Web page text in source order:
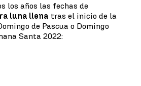
los años las fechas de
luna llena tras el inicio de la
de Pascua o Domingo
Santa 2022: